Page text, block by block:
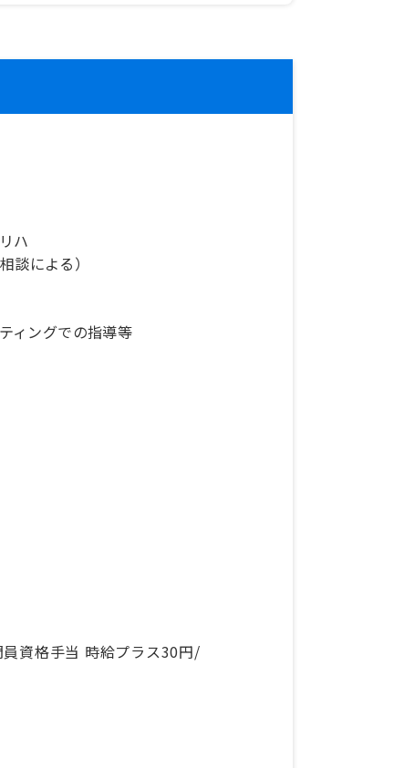
ハ
談による）
ィングでの指導等
資格手当 時給プラス30円/